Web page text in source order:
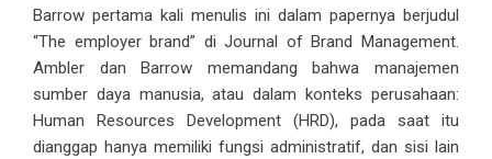
Barrow pertama kali menulis ini dalam papernya berjudul
“The employer brand” di Journal of Brand Management.
Ambler dan Barrow memandang bahwa manajemen
sumber daya manusia, atau dalam konteks perusahaan:
Human Resources Development (HRD), pada saat itu
dianggap hanya memiliki fungsi administratif, dan sisi lain